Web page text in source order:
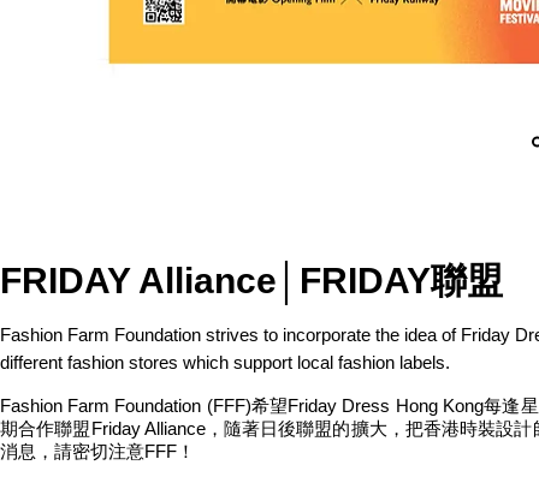
FRIDAY Alliance│FRIDAY聯盟
Fashion Farm Foundation strives to incorporate the idea of Friday
different fashion stores which support local fashion labels.
Fashion Farm Foundation (FFF)希望Friday Dress Hong Kong每
期合作聯盟Friday Alliance，隨著日後聯盟的擴大，把香港時裝設
消息，請密切注意FFF！